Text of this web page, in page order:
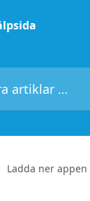
…
Ladda ner appen